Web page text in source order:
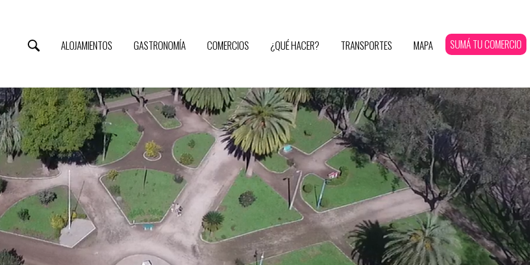
ALOJAMIENTOS GASTRONOMÍA COMERCIOS ¿QUÉ HACER? TRANSPORTES MAPA SUMÁ TU COMERCIO